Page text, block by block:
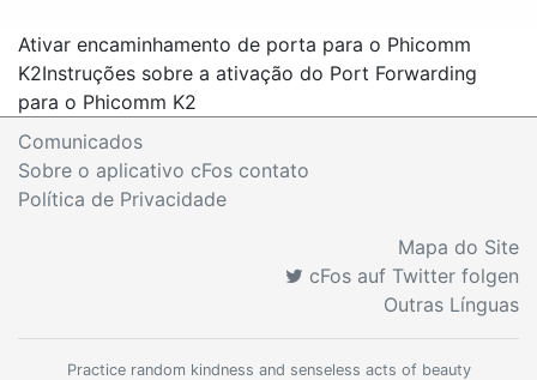
Ativar encaminhamento de porta para o Phicomm
K2Instruções sobre a ativação do Port Forwarding
para o Phicomm K2
Comunicados
Sobre o aplicativo cFos contato
Política de Privacidade
Mapa do Site
cFos auf Twitter folgen
Outras Línguas
Practice random kindness and senseless acts of beauty